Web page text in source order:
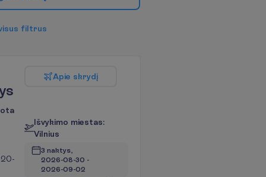
isus filtrus
Išvykimo miestas:
Vilnius
3 naktys,
2026-08-30 -
2026-09-02
Apie skrydį